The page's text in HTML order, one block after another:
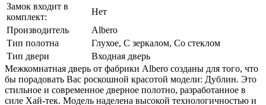
Замок входит в
комплект:
Нет
Производитель
Albero
Тип полотна
Глухое, С зеркалом, Со стеклом
Тип двери
Входная дверь
Межкомнатная дверь от фабрики Albero созданы для того, что
бы порадовать Вас роскошной красотой модели: Дублин. Это
стильное и современное дверное полотно, разработанное в
силе Хай-тек. Модель наделена высокой технологичностью и